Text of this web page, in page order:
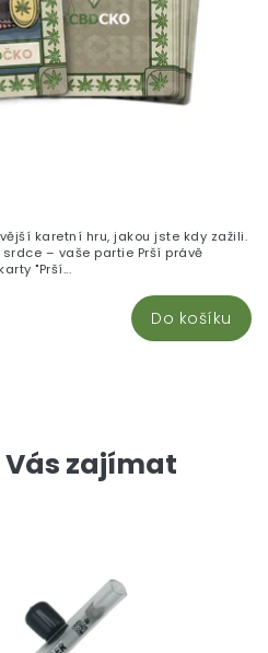
Do košíku
karetní hru, jakou jste kdy zažili.
– vaše partie Prší právě
"Prší...
Vás zajímat